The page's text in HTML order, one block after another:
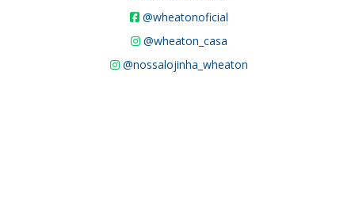
@wheatonoficial
@wheaton_casa
@nossalojinha_wheaton